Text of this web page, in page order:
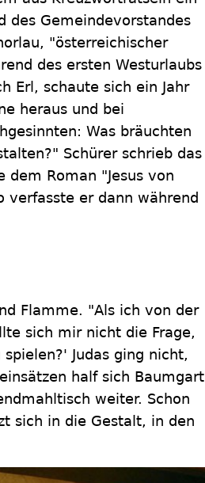
des Gemeindevorstandes
"österreichischer
des ersten Westurlaubs
Erl, schaute sich ein Jahr
heraus und bei
Was bräuchten
Schürer schrieb das
dem Roman "Jesus von
verfasste er dann während
Flamme. "Als ich von der
sich mir nicht die Frage,
Judas ging nicht,
half sich Baumgartl
weiter. Schon
sich in die Gestalt, in den